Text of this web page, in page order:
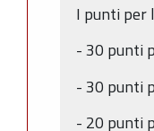
I punti per
- 30 punti
- 30 punti
- 20 punti